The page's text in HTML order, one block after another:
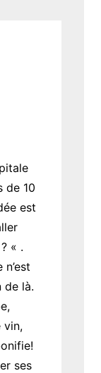
de 10
est
« .
de là.
vin,
ses